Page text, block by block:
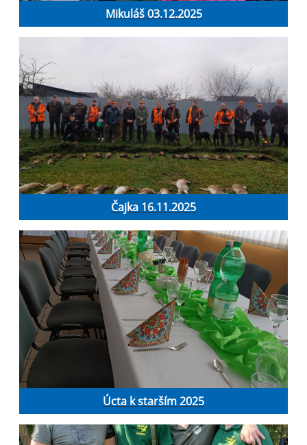
Mikuláš 03.12.2025
Čajka 16.11.2025
Úcta k starším 2025